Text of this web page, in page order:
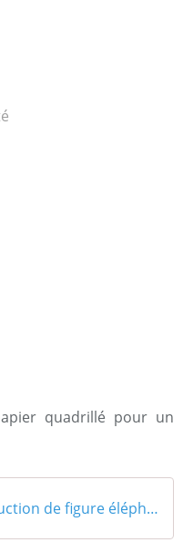
quadrillé pour un
Reproduction de figure éléphant CP Ce1